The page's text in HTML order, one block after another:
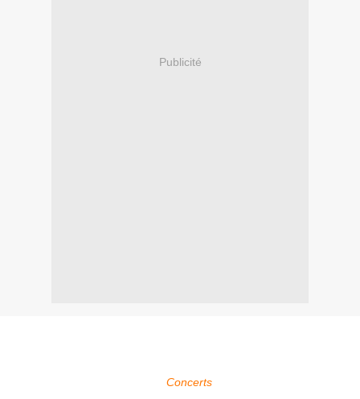
Publicité
Concerts